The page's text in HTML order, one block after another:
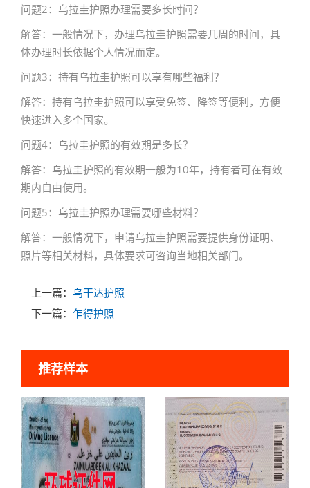
问题2：乌拉圭护照办理需要多长时间？
解答：一般情况下，办理乌拉圭护照需要几周的时间，具
体办理时长依据个人情况而定。
问题3：持有乌拉圭护照可以享有哪些福利？
解答：持有乌拉圭护照可以享受免签、降签等便利，方便
快速进入多个国家。
问题4：乌拉圭护照的有效期是多长？
解答：乌拉圭护照的有效期一般为10年，持有者可在有效
期内自由使用。
问题5：乌拉圭护照办理需要哪些材料？
解答：一般情况下，申请乌拉圭护照需要提供身份证明、
照片等相关材料，具体要求可咨询当地相关部门。
上一篇： 乌干达护照
下一篇： 乍得护照
推荐样本